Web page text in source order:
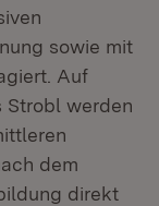
sowie mit
Auf
Strobl werden
dem
direkt